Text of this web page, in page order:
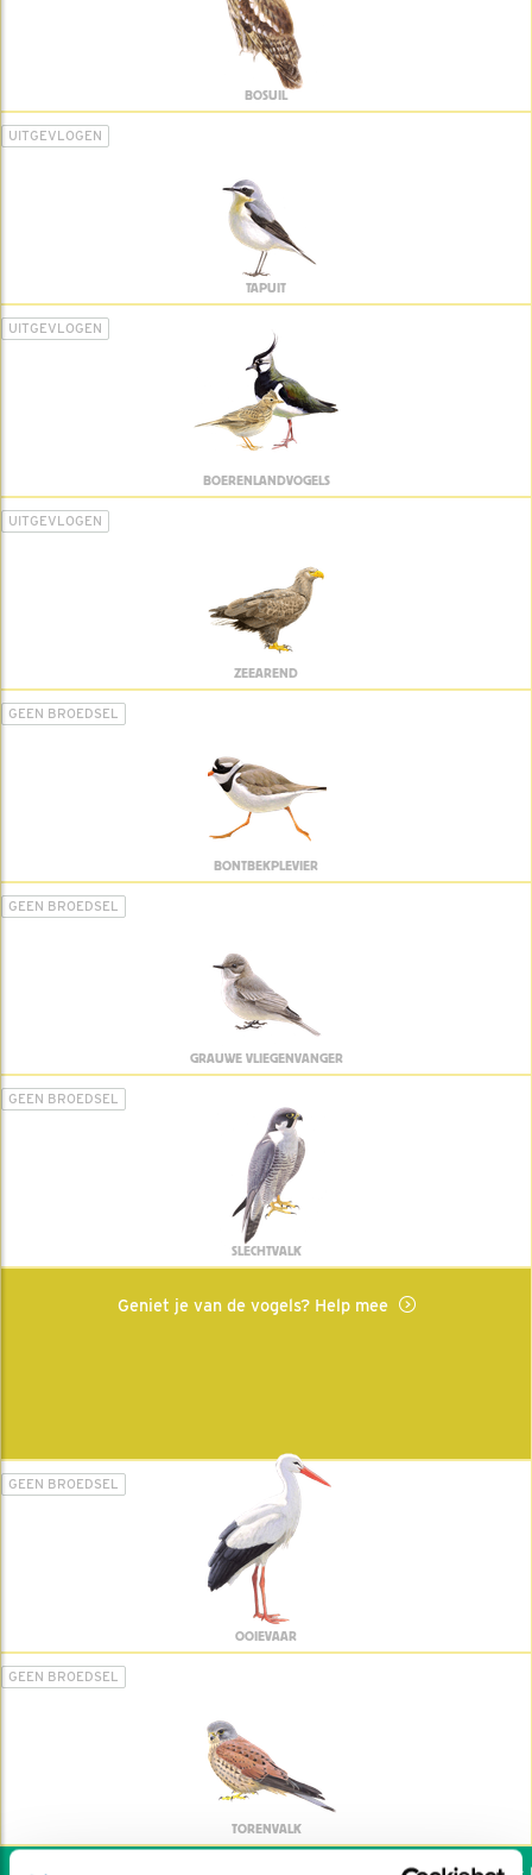
BOSUIL
UITGEVLOGEN
TAPUIT
UITGEVLOGEN
BOERENLANDVOGELS
UITGEVLOGEN
ZEEAREND
GEEN BROEDSEL
BONTBEKPLEVIER
GEEN BROEDSEL
GRAUWE VLIEGENVANGER
GEEN BROEDSEL
SLECHTVALK
Geniet je van de vogels? Help mee
GEEN BROEDSEL
OOIEVAAR
GEEN BROEDSEL
TORENVALK